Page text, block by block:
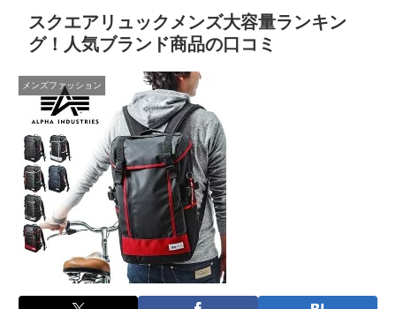
スクエアリュックメンズ大容量ランキン
グ！人気ブランド商品の口コミ
メンズファッション